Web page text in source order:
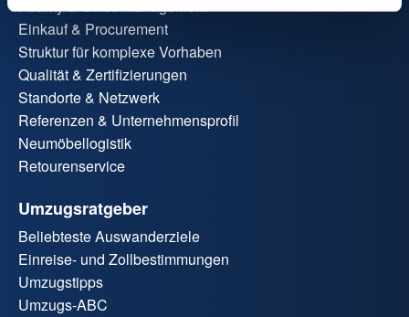
Facility & Office Management
Einkauf & Procurement
Struktur für komplexe Vorhaben
Qualität & Zertifizierungen
Standorte & Netzwerk
Referenzen & Unternehmensprofil
Neumöbellogistik
Retourenservice
Umzugsratgeber
Beliebteste Auswanderziele
Einreise- und Zollbestimmungen
Umzugstipps
Umzugs-ABC